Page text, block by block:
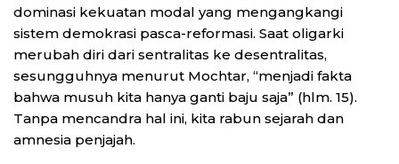
dominasi kekuatan modal yang mengangkangi
sistem demokrasi pasca-reformasi. Saat oligarki
merubah diri dari sentralitas ke desentralitas,
sesungguhnya menurut Mochtar, “menjadi fakta
bahwa musuh kita hanya ganti baju saja” (hlm. 15).
Tanpa mencandra hal ini, kita rabun sejarah dan
amnesia penjajah.